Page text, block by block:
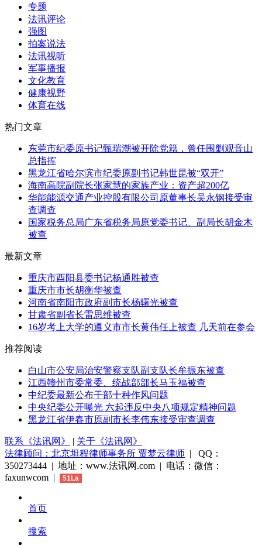
专题
法讯评论
强图
拍案说法
法讯视听
军事播报
文化教育
健康视野
体育在线
热门文章
东莞市纪委原书记甄瑞潮被开除党籍，曾任围剿观音山
总指挥
黑龙江省哈尔滨市纪委原副书记韩世昆被“双开”
海南高院副院长张家慧的家族产业：资产超200亿
华能能源交通产业控股有限公司原董事长吴永钢接受审
查调查
国家税务总局广东省税务局原党委书记、副局长胡金木
被查
最新文章
重庆市酉阳县委书记杨通胜被查
重庆市市长胡衡华被查
河南省南阳市政府副市长杨曙光被查
甘肃省副省长雷思维被查
16岁考上大学的遵义市市长黄伟任上被查 几天前在参会
推荐阅读
白山市公安局治安警察支队副支队长牟振东被查
江西赣州市委常委、统战部部长马玉福被查
中纪委最新公布干部十种作风问题
中央纪委公开曝光 六起违反中央八项规定精神问题
黑龙江省伊春市原副市长李伟东接受审查调查
联系《法讯网》 | 关于《法讯网》
法律顾问：北京坦程律师事务所 贾梦云律师 | QQ：
350273444 | 地址：www.法讯网.com | 电话：微信：
faxunwcom |
51La
首页
搜索